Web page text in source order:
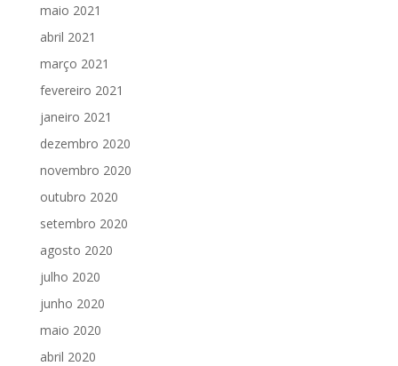
maio 2021
abril 2021
março 2021
fevereiro 2021
janeiro 2021
dezembro 2020
novembro 2020
outubro 2020
setembro 2020
agosto 2020
julho 2020
junho 2020
maio 2020
abril 2020